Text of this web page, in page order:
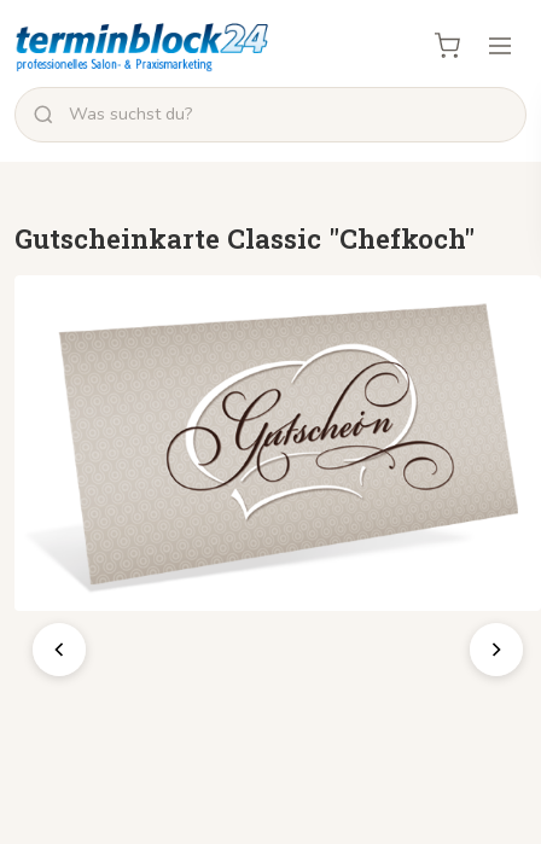
Gutscheinkarte Classic "Chefkoch"